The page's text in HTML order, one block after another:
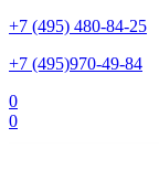
+7 (495) 480-84-25
+7 (495)970-49-84
0
0